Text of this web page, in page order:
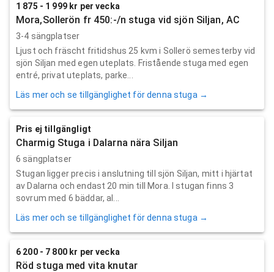
1 875 - 1 999 kr per vecka
Mora,Sollerön fr 450:-/n stuga vid sjön Siljan, AC
3-4 sängplatser
Ljust och fräscht fritidshus 25 kvm i Sollerö semesterby vid
sjön Siljan med egen uteplats. Fristående stuga med egen
entré, privat uteplats, parke...
Läs mer och se tillgänglighet för denna stuga →
Pris ej tillgängligt
Charmig Stuga i Dalarna nära Siljan
6 sängplatser
Stugan ligger precis i anslutning till sjön Siljan, mitt i hjärtat
av Dalarna och endast 20 min till Mora. I stugan finns 3
sovrum med 6 bäddar, al...
Läs mer och se tillgänglighet för denna stuga →
6 200 - 7 800 kr per vecka
Röd stuga med vita knutar